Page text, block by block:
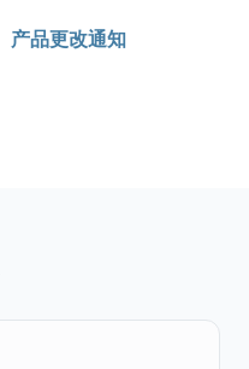
产品更改通知